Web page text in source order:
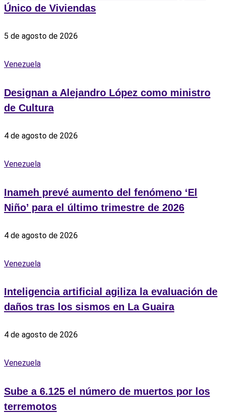
Único de Viviendas
5 de agosto de 2026
Venezuela
Designan a Alejandro López como ministro
de Cultura
4 de agosto de 2026
Venezuela
Inameh prevé aumento del fenómeno ‘El
Niño’ para el último trimestre de 2026
4 de agosto de 2026
Venezuela
Inteligencia artificial agiliza la evaluación de
daños tras los sismos en La Guaira
4 de agosto de 2026
Venezuela
Sube a 6.125 el número de muertos por los
terremotos